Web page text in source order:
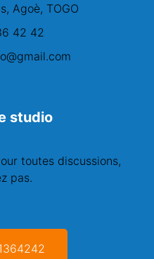
Agoè, TOGO
42 42
studio
toutes discussions,
pas.